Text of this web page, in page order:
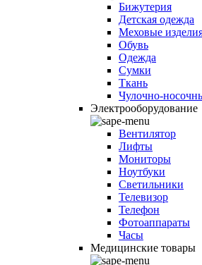
Бижутерия
Детская одежда
Меховые
Обувь
Одежда
Сумки
Ткань
Чулочно-
Электрооборудование
Вентилятор
Лифты
Мониторы
Ноутбуки
Светильники
Телевизор
Телефон
Фотоаппараты
Часы
Медицинские товары